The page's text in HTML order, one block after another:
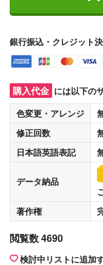
銀行振込・クレジット
購入代金 には以下の
色変更・アレンジ
修正回数
日本語英語表記
データ納品
著作権
閲覧数 4690
検討中リストに追加